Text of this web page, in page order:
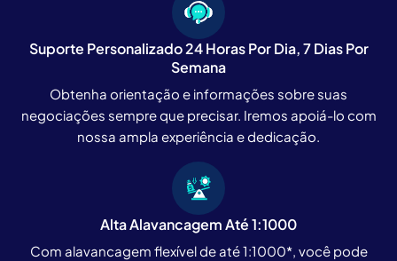
Suporte Personalizado 24 Horas Por Dia, 7 Dias Por
Semana
Obtenha orientação e informações sobre suas
negociações sempre que precisar. Iremos apoiá-lo com
nossa ampla experiência e dedicação.
Alta Alavancagem Até 1:1000
Com alavancagem flexível de até 1:1000*, você pode